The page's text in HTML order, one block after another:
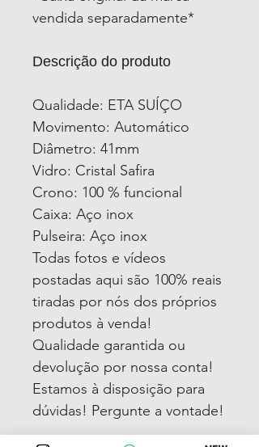
vendida separadamente*
Descrição do produto
Qualidade: ETA SUÍÇO
Movimento: Automático
Diâmetro: 41mm
Vidro: Cristal Safira
Crono: 100 % funcional
Caixa: Aço inox
Pulseira: Aço inox
Todas fotos e vídeos
postadas aqui são 100% reais
tiradas por nós dos próprios
produtos à venda!
Qualidade garantida ou
devolução por nossa conta!
Estamos à disposição para
dúvidas! Pergunte a vontade!